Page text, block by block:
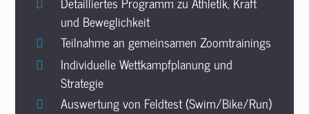
und Beweglichkeit
Teilnahme an gemeinsamen Zoomtrainings
Individuelle Wettkampfplanung und
Strategie
Auswertung von Feldtest (Swim/Bike/Run)